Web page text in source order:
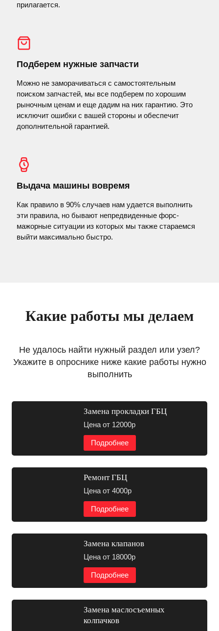
прилагается.
Подберем нужные запчасти
Можно не заморачиваться с самостоятельным
поиском запчастей, мы все подберем по хорошим
рыночным ценам и еще дадим на них гарантию. Это
исключит ошибки с вашей стороны и обеспечит
дополнительной гарантией.
Выдача машины вовремя
Как правило в 90% случаев нам удается выполнить
эти правила, но бывают непредвиденные форс-
мажорные ситуации из которых мы также стараемся
выйти максимально быстро.
Какие работы мы делаем
Не удалось найти нужный раздел или узел?
Укажите в опроснике ниже какие работы нужно
выполнить
Замена прокладки ГБЦ
Цена от 12000р
Подробнее
Ремонт ГБЦ
Цена от 4000р
Подробнее
Замена клапанов
Цена от 18000р
Подробнее
Замена маслосъемных
колпачков